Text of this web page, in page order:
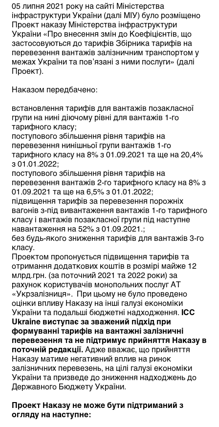
05 липня 2021 року на сайті Міністерства
інфраструктури України (далі МІУ) було розміщено
Проект наказу Міністерства інфраструктури
України «Про внесення змін до Коефіцієнтів, що
застосовуються до тарифів Збірника тарифів на
перевезення вантажів залізничним транспортом у
межах України та пов’язані з ними послуги» (далі
Проект).
Наказом передбачено:
встановлення тарифів для вантажів позакласної
групи на нині діючому рівні для вантажів 1-го
тарифного класу;
поступового збільшення рівня тарифів на
перевезення нинішньої групи вантажів 1-го
тарифного класу на 8% з 01.09.2021 та ще на 20,4%
з 01.01.2022;
поступового збільшення рівня тарифів на
перевезення вантажів 2-го тарифного класу на 8% з
01.09.2021 та ще на 6,5% з 01.01.2022;
підвищення тарифів за перевезення порожніх
вагонів з-під вивантаження вантажів 1-го тарифного
класу і вантажів позакласної групи під наступне
навантаження на 52% з 01.09.2021.;
без будь-якого зниження тарифів для вантажів 3-го
класу.
Проектом пропонується підвищення тарифів та
отримання додаткових коштів в розмірі майже 12
млрд.грн. (за поточний 2021 та 2022 роки) за
рахунок користувачів монопольних послуг АТ
«Укрзалізниця». При цьому не було проведено
оцінки впливу Наказу на інші галузі економіки
України та подальші бюджетні надходження. ICC
Ukraine виступає за зважений підхід при
формуванні тарифів на вантажні залізничні
перевезення та не підтримує прийняття Наказу в
поточній редакції. Адже вважає, що прийняття
Наказу матиме негативний вплив на ринок
залізничних перевезень, на цілі галузі економіки
України та призведе до зниження надходжень до
Державного Бюджету України.
Проект Наказу не може бути підтриманий з
огляду на наступне: